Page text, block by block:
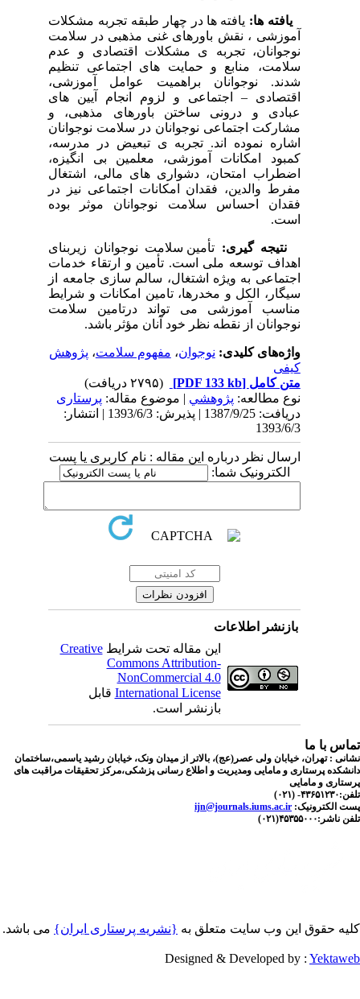
یافته ها:یافته ها در چهار طبقه تجربه مشکلات
آموزشی ، نقش باورهای غنی مذهبی در سلامت
نوجوانان، تجربه ی مشکلات اقتصادی و عدم
سلامت، منابع و حمایت های اجتماعی تنظیم
شدند. نوجوانان براهمیت عوامل آموزشی،
اقتصادی – اجتماعی و لزوم انجام آیین های
عبادی و درونی ساختن باورهای مذهبی، و
مشارکت اجتماعی نوجوانان در سلامت نوجوانان
اشاره نموده اند. تجربه ی تبعیض در مدرسه،
کمبود امکانات آموزشی، معلمین بی انگیزه،
اضطراب امتحان، دشواری های مالی، اشتغال
مفرط والدین، فقدان امکانات اجتماعی نیز در
فقدان احساس سلامت نوجوانان موثر بوده
است.
نتیجه گیری:تأمین سلامت نوجوانان زیربنای
اهداف توسعه ملی است. تأمین و ارتقاء خدمات
اجتماعی به ویژه اشتغال، سالم سازی جامعه از
سیگار، الکل و مخدرها، تامین امکانات و شرایط
مناسب آموزشی می تواند درتامین سلامت
نوجوانان از نقطه نظر خود آنان مؤثر باشد.
واژه‌های کلیدی:نوجوان ،مفهوم سلامت،پژوهش
کیفی
متن کامل[PDF 133 kb]
نوع مطالعه:پژوهشي| موضوع مقاله:پرستاری
دریافت: 1387/9/25 | پذیرش: 1393/6/3 | انتشار:
1393/6/3
ارسال نظر درباره این مقاله : نام کاربری یا پست
الکترونیک شما:
بازنشر اطلاعات
این مقاله تحت شرایطCreative
Commons Attribution-
NonCommercial 4.0
International Licenseقابل
بازنشر است.
با ما
: تهران، خیابان ولی عصر(عج)، بالاتر از میدان ونک، خیابان رشید یاسمی،ساختمان
پرستاری و مامایی ومدیریت و اطلاع رسانی پزشکی،مرکز تحقیقات مراقبت های
و مامایی
(۰۲۱)
الکترونیک:ijn@journals.iums.ac.ir
حقوق این وب سایت متعلق به{نشریه پرستاری ایران}می باشد.
Designed & Developed by :